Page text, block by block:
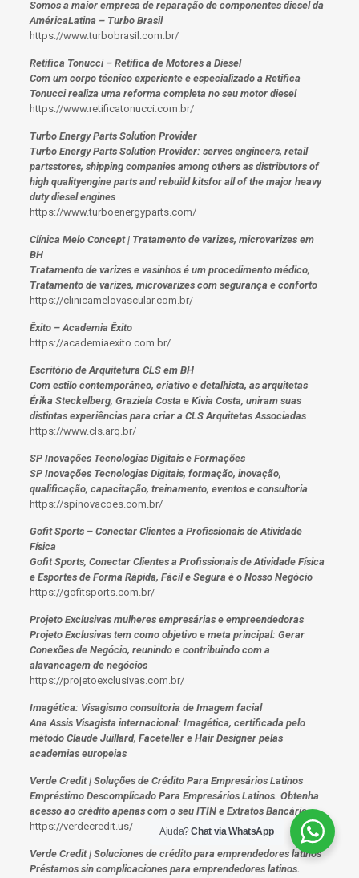
Somos a maior empresa de reparação de componentes diesel da
AméricaLatina – Turbo Brasil
https://www.turbobrasil.com.br/
Retifica Tonucci – Retifica de Motores a Diesel
Com um corpo técnico experiente e especializado a Retifica
Tonucci realiza uma reforma completa no seu motor diesel
https://www.retificatonucci.com.br/
Turbo Energy Parts Solution Provider
Turbo Energy Parts Solution Provider: serves engineers, retail
partsstores, shipping companies among others as distributors of
high qualityengine parts and rebuild kitsfor all of the major heavy
duty diesel engines
https://www.turboenergyparts.com/
Clínica Melo Concept | Tratamento de varizes, microvarizes em
BH
Tratamento de varizes e vasinhos é um procedimento médico,
Tratamento de varizes, microvarizes com segurança e conforto
https://clinicamelovascular.com.br/
Êxito – Academia Êxito
https://academiaexito.com.br/
Escritório de Arquitetura CLS em BH
Com estilo contemporâneo, criativo e detalhista, as arquitetas
Érika Steckelberg, Graziela Costa e Kivia Costa, uniram suas
distintas experiências para criar a CLS Arquitetas Associadas
https://www.cls.arq.br/
SP Inovações Tecnologias Digitais e Formações
SP Inovações Tecnologias Digitais, formação, inovação,
qualificação, capacitação, treinamento, eventos e consultoria
https://spinovacoes.com.br/
Gofit Sports – Conectar Clientes a Profissionais de Atividade
Física
Gofit Sports, Conectar Clientes a Profissionais de Atividade Física
e Esportes de Forma Rápida, Fácil e Segura é o Nosso Negócio
https://gofitsports.com.br/
Projeto Exclusivas mulheres empresárias e empreendedoras
Projeto Exclusivas tem como objetivo e meta principal: Gerar
Conexões de Negócio, reunindo e contribuindo com a
alavancagem de negócios
https://projetoexclusivas.com.br/
Imagética: Visagismo consultoria de Imagem facial
Ana Assis Visagista internacional: Imagética, certificada pelo
método Claude Juillard, Faceteller e Hair Designer pelas
academias europeias
Verde Credit | Soluções de Crédito Para Empresários Latinos
Empréstimo Descomplicado Para Empresários Latinos. Obtenha
acesso ao crédito apenas com o seu ITIN e Extratos Bancário.
https://verdecredit.us/
Verde Credit | Soluciones de crédito para emprendedores latinos
Préstamos sin complicaciones para emprendedores latinos.
Ajuda?Chat via WhatsApp